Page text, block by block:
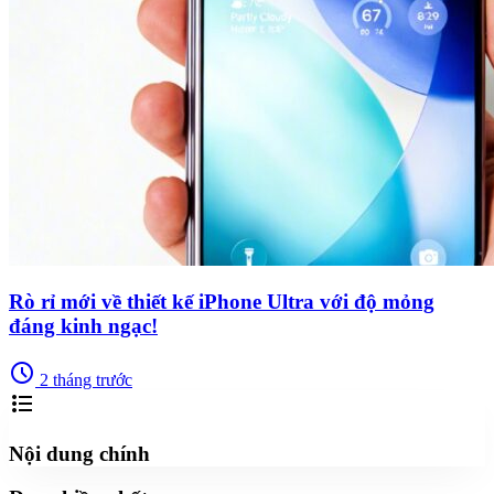
Rò rỉ mới về thiết kế iPhone Ultra với độ mỏng
đáng kinh ngạc!
schedule 2 tháng trước
format_list_bulleted
Nội dung chính